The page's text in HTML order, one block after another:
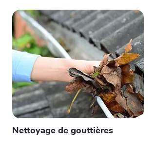
Nettoyage de gouttières